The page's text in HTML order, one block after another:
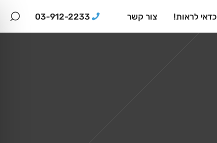
כדאי לראות! צור קשר 03-912-2233